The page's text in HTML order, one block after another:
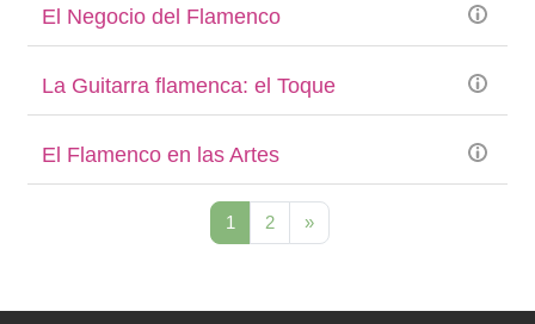
El Negocio del Flamenco
La Guitarra flamenca: el Toque
El Flamenco en las Artes
1 (actual)
2 »Siguiente página